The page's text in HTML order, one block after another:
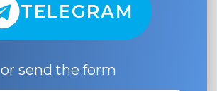
TELEGRAM
or send the form